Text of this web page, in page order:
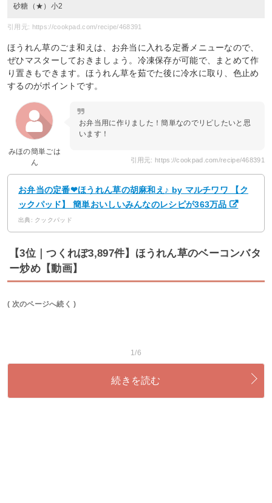
砂糖（★）小2
引用元: https://cookpad.com/recipe/468391
ほうれん草のごま和えは、お弁当に入れる定番メニューなので、
ぜひマスターしておきましょう。冷凍保存が可能で、まとめて作
り置きもできます。ほうれん草を茹でた後に冷水に取り、色止め
するのがポイントです。
みほの簡単ごは
ん
お弁当用に作りました！簡単なのでリピしたいと思
います！
引用元: https://cookpad.com/recipe/468391
お弁当の定番❤ほうれん草の胡麻和え♪ by マルチワワ 【ク
ックパッド】 簡単おいしいみんなのレシピが363万品
出典: クックパッド
【3位｜つくれぽ3,897件】ほうれん草のベーコンバタ
ー炒め【動画】
( 次のページへ続く )
1/6
続きを読む